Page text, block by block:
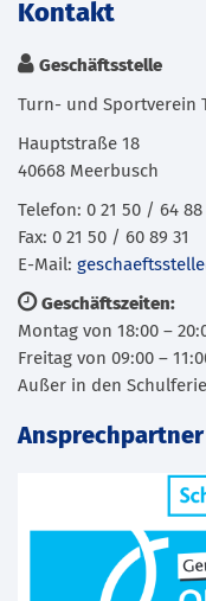
Kontakt
Geschäftsstelle
Turn- und Sportverein
Hauptstraße 18
40668 Meerbusch
Telefon: 0 21 50 / 64 88
Fax: 0 21 50 / 60 89 31
E-Mail:
Geschäftszeiten:
Montag von 18:00 –
Freitag von 09:00 –
Außer in den